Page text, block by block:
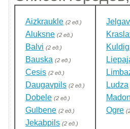
Aizkraukle (2 ед.)
Aluksne (2 ед.)
Balvi (2 ед.)
Bauska (2 ед.)
Cesis (2 ед.)
Daugavpils (2 ед.)
Dobele (2 ед.)
Gulbene (2 ед.)
Jekabpils (2 ед.)
Ludza
Ogre